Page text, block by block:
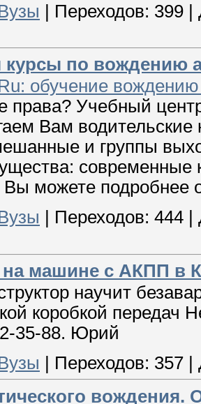
| Переходов: 399 |
курсы по вождению
обучение
права? Учебный
Вам
и группы
современные
можете подробнее
Переходов: 444
на машине с АКПП в
научит
коробкой передач
35-88. Юрий
Переходов: 357
вождения.